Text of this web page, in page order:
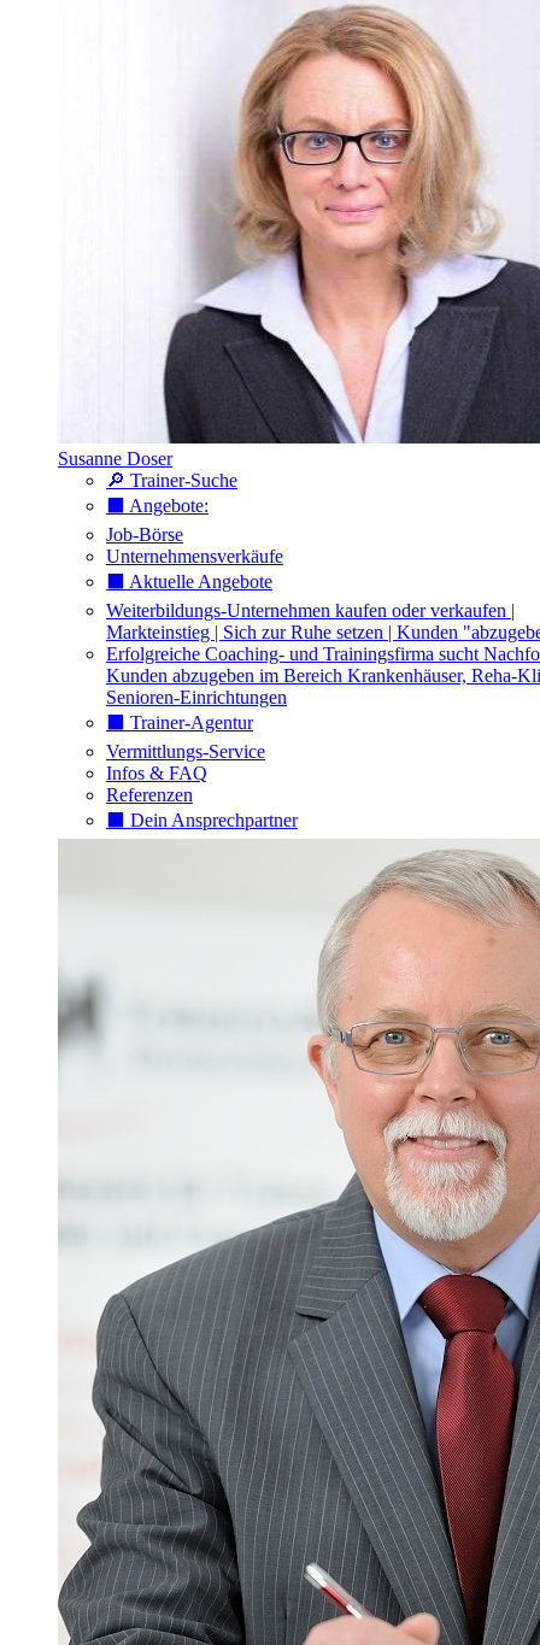
Susanne Doser
🔎 Trainer-Suche
⬛️ Angebote:
Job-Börse
Unternehmensverkäufe
⬛️ Aktuelle Angebote
Weiterbildungs-Unternehmen kaufen oder verkaufen |
Markteinstieg | Sich zur Ruhe setzen | Kunden
Erfolgreiche Coaching- und Trainingsfirma sucht
Kunden abzugeben im Bereich Krankenhäuser, Reha-
Senioren-Einrichtungen
⬛️ Trainer-Agentur
Vermittlungs-Service
Infos & FAQ
Referenzen
⬛️ Dein Ansprechpartner